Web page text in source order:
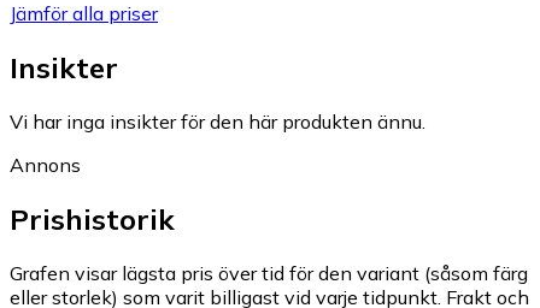
Jämför alla priser
Insikter
Vi har inga insikter för den här produkten ännu.
Annons
Prishistorik
Grafen visar lägsta pris över tid för den variant (såsom färg
eller storlek) som varit billigast vid varje tidpunkt. Frakt och